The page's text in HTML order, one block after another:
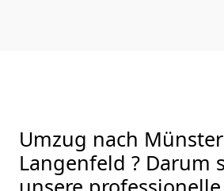
Umzug nach
Langenfeld ? Darum